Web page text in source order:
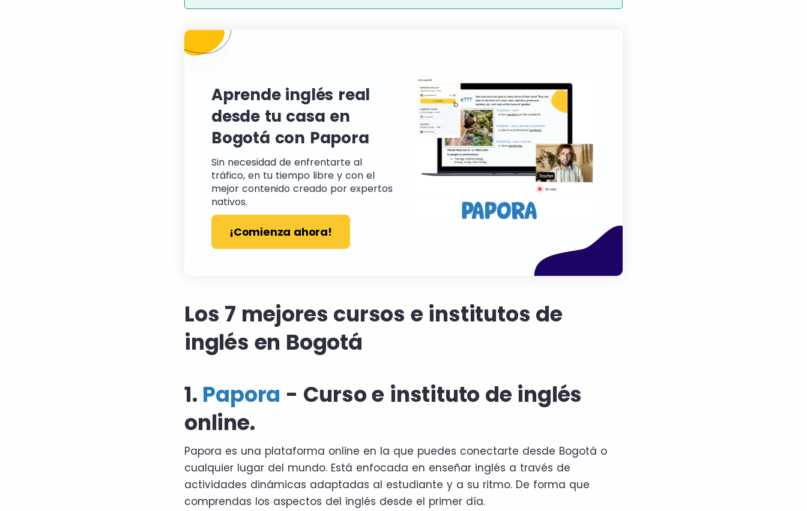
Aprende inglés real
desde tu casa en
Bogotá con Papora
Sin necesidad de enfrentarte al
tráfico, en tu tiempo libre y con el
mejor contenido creado por expertos
nativos.
¡Comienza ahora!
Los 7 mejores cursos e institutos de
inglés en Bogotá
1. Papora - Curso e instituto de inglés
online.
Papora es una plataforma online en la que puedes conectarte desde Bogotá o
cualquier lugar del mundo. Está enfocada en enseñar inglés a través de
actividades dinámicas adaptadas al estudiante y a su ritmo. De forma que
comprendas los aspectos del inglés desde el primer día.